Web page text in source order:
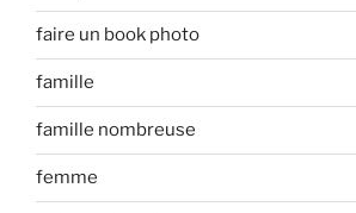
faire un book photo
famille
famille nombreuse
femme